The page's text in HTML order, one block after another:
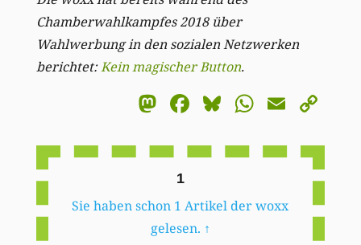
Chamberwahlkampfes 2018 über
Wahlwerbung in den sozialen Netzwerken
berichtet:Kein magischer Button.
Mastodon
Facebook
BlueskyEmail
1
Sie haben schon 1 Artikel der woxx
gelesen. ↑